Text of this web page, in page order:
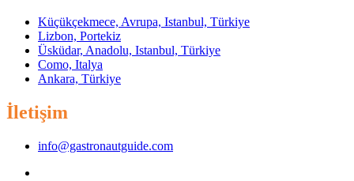
Küçükçekmece, Avrupa, Istanbul, Türkiye
Lizbon, Portekiz
Üsküdar, Anadolu, Istanbul, Türkiye
Como, Italya
Ankara, Türkiye
İletişim
info@gastronautguide.com